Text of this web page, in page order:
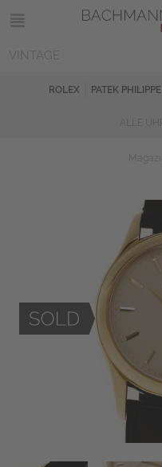
ROLEX PATEK PHILIPPE